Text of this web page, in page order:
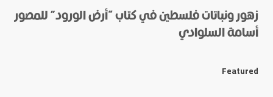
E-mail
*
زهور ونباتات فلسطين في كتاب “أرض الورود” للمصور
أسامة السلوادي
Featured